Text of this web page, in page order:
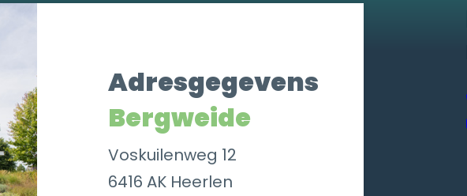
Adresgegevens
Bergweide
Voskuilenweg 12
6416 AK Heerlen